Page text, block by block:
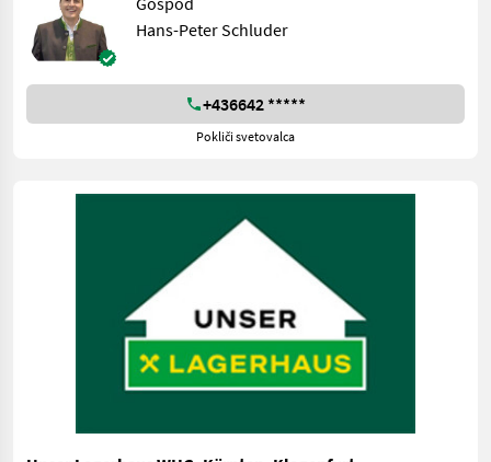
Hans-Peter Schluder
+436642 *****
Pokliči svetovalca